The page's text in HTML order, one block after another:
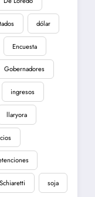
dólar
Encuesta
Gobernadores
ingresos
llaryora
Schiaretti soja